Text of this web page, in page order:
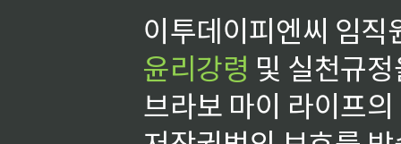
이투데이피엔씨 임
윤리강령 및 실천규
브라보 마이 라이프